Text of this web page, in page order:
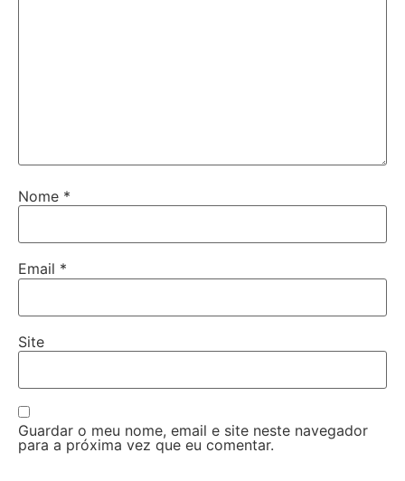
Nome *
Email *
Site
Guardar o meu nome, email e site neste navegador
para a próxima vez que eu comentar.